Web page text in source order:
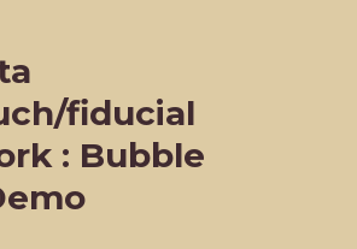
fiducial
: Bubble